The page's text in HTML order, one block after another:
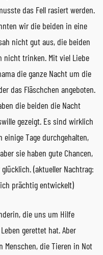
das Fell rasiert werden.
wir die beiden in eine
nicht gut aus, die beiden
nicht trinken. Mit viel Liebe
die ganze Nacht um die
das Fläschchen angeboten.
die beiden die Nacht
gezeigt. Es sind wirklich
Tage durchgehalten,
sie haben gute Chancen,
(aktueller Nachtrag:
prächtig entwickelt)
die uns um Hilfe
gerettet hat. Aber
Menschen, die Tieren in Not